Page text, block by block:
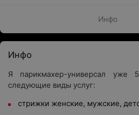
Инфо
Инфо
Я парикмахер-универсал
следующие виды услуг:
стрижки женские, мужские,